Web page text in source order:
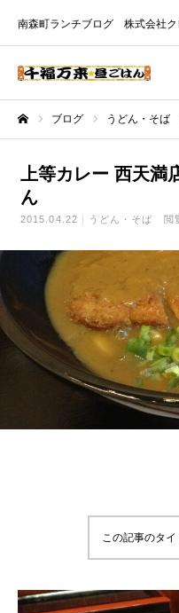
南森町ランチブログ 株式会社ク
ブログ うどん・そば
上等カレー 西天満
ん
2015.04.22 うどん・そば 閲
この記事のタ